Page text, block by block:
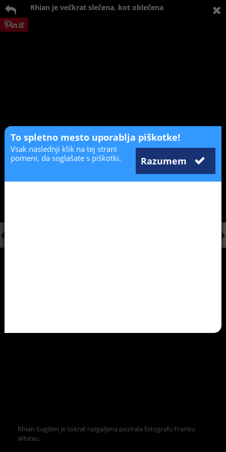
Rhian je večkrat slečena, kot oblečena
Rhian Sugden je tokrat razgaljena pozirala fotografu Franku
Whiteu.
To spletno mesto uporablja piškotke!
Razumem
Vsak naslednji klik na tej strani
pomeni, da soglašate s piškotki.